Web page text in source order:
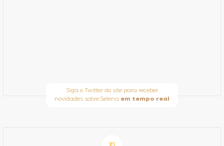
Siga o Twitter do site para receber
novidades sobre Selena em tempo real